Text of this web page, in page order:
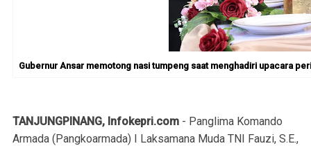
Gubernur Ansar memotong nasi tumpeng saat menghadiri upacara
TANJUNGPINANG, Infokepri.com - Panglima Komando
Armada (Pangkoarmada) I Laksamana Muda TNI Fauzi, S.E.,